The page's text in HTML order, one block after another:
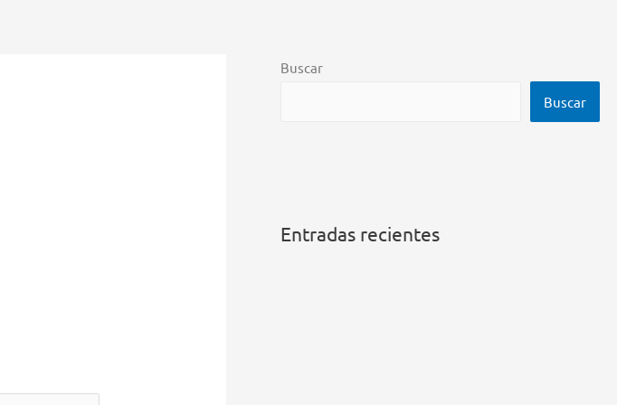
Buscar
Buscar
Entradas recientes